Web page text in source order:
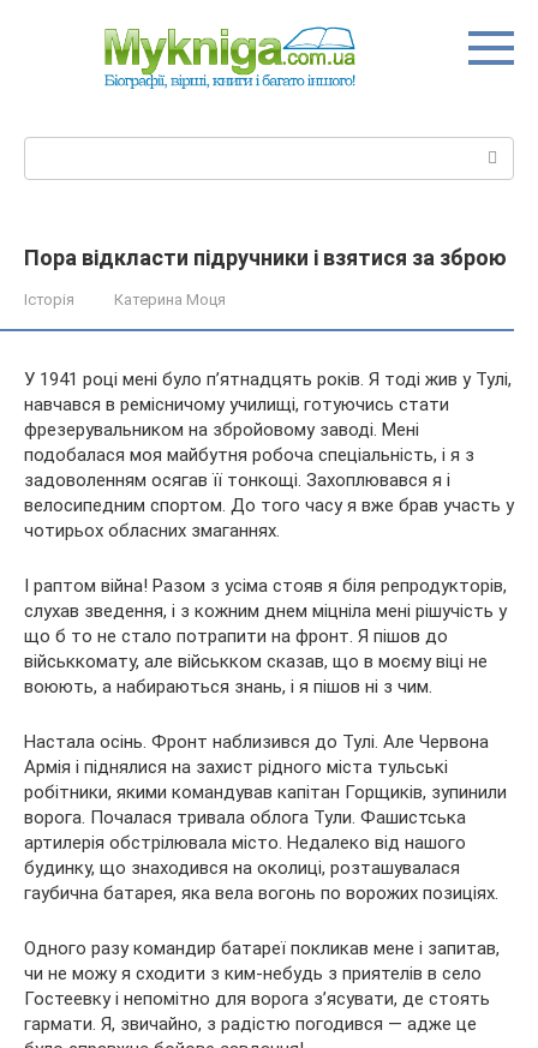
Пора відкласти підручники і взятися за зброю
Історія Катерина Моця
У 1941 році мені було п’ятнадцять років. Я тоді жив у Тулі,
навчався в ремісничому училищі, готуючись стати
фрезерувальником на збройовому заводі. Мені
подобалася моя майбутня робоча спеціальність, і я з
задоволенням осягав її тонкощі. Захоплювався я і
велосипедним спортом. До того часу я вже брав участь у
чотирьох обласних змаганнях.
І раптом війна! Разом з усіма стояв я біля репродукторів,
слухав зведення, і з кожним днем міцніла мені рішучість у
що б то не стало потрапити на фронт. Я пішов до
військкомату, але військком сказав, що в моєму віці не
воюють, а набираються знань, і я пішов ні з чим.
Настала осінь. Фронт наблизився до Тулі. Але Червона
Армія і піднялися на захист рідного міста тульські
робітники, якими командував капітан Горщиків, зупинили
ворога. Почалася тривала облога Тули. Фашистська
артилерія обстрілювала місто. Недалеко від нашого
будинку, що знаходився на околиці, розташувалася
гаубична батарея, яка вела вогонь по ворожих позиціях.
Одного разу командир батареї покликав мене і запитав,
чи не можу я сходити з ким-небудь з приятелів в село
Гостеевку і непомітно для ворога з’ясувати, де стоять
гармати. Я, звичайно, з радістю погодився — адже це